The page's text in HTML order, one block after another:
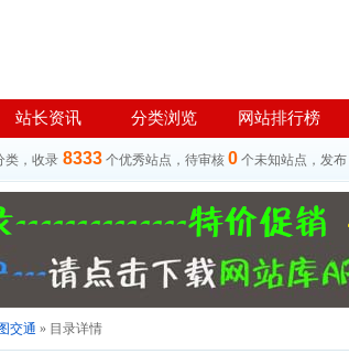
站长资讯 分类浏览 网站排行榜
类，收录 8333 个优秀站点，待审核 0 个未知站点，发布
交通 » 目录详情